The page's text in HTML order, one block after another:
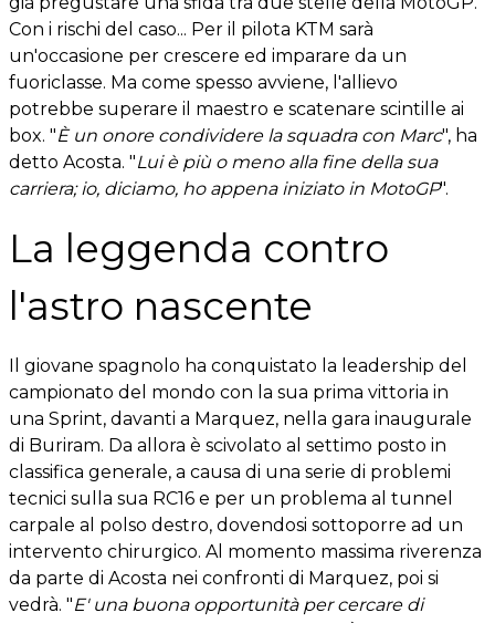
Con i rischi del caso... Per il pilota KTM sarà
un'occasione per crescere ed imparare da un
fuoriclasse. Ma come spesso avviene, l'allievo
potrebbe superare il maestro e scatenare scintille ai
box. "È un onore condividere la squadra con Marc", ha
detto Acosta. "Lui è più o meno alla fine della sua
carriera; io, diciamo, ho appena iniziato in MotoGP".
La leggenda contro
l'astro nascente
Il giovane spagnolo ha conquistato la leadership del
campionato del mondo con la sua prima vittoria in
una Sprint, davanti a Marquez, nella gara inaugurale
di Buriram. Da allora è scivolato al settimo posto in
classifica generale, a causa di una serie di problemi
tecnici sulla sua RC16 e per un problema al tunnel
carpale al polso destro, dovendosi sottoporre ad un
intervento chirurgico. Al momento massima riverenza
da parte di Acosta nei confronti di Marquez, poi si
vedrà. "E' una buona opportunità per cercare di